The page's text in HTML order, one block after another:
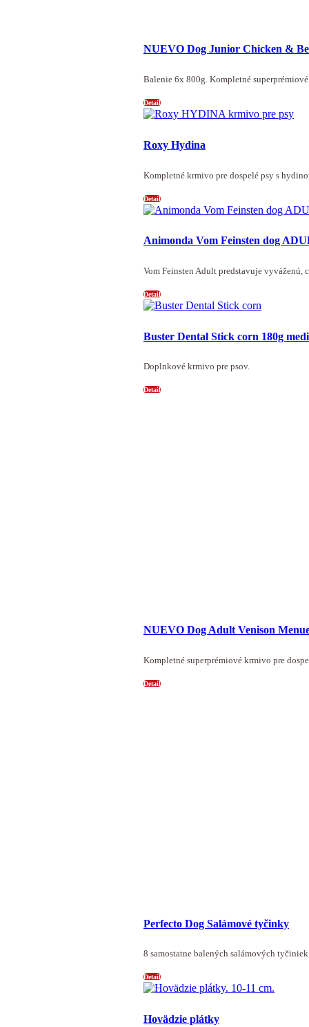
NUEVO Dog Junior Chicken &
Balenie 6x 800g. Kompletné
Detail
Roxy Hydina
Kompletné krmivo pre dospelé psy s
Detail
Animonda Vom Feinsten dog
Vom Feinsten Adult predstavuje vyváženú,
Detail
Buster Dental Stick corn 180g
Doplnkové krmivo pre psov.
Detail
NUEVO Dog Adult Venison
Kompletné superprémiové krmivo pre
Detail
Perfecto Dog Salámové tyčinky
8 samostatne balených salámových
Detail
Hovädzie plátky